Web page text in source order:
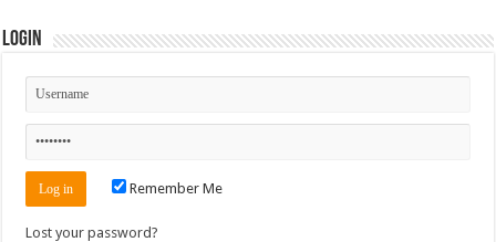
Login
Remember Me
Lost your password?